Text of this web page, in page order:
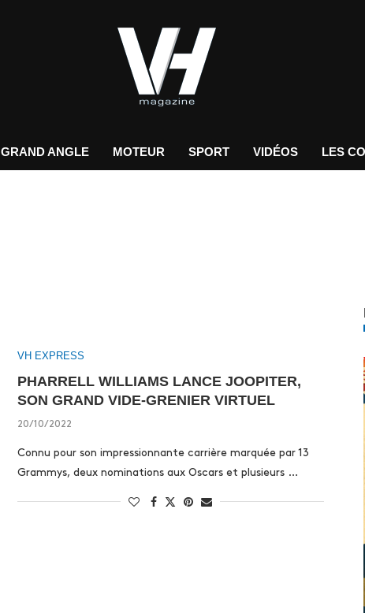
GRAND ANGLE MOTEUR SPORT VIDÉOS LES
VH EXPRESS
PHARRELL WILLIAMS LANCE JOOPITER,
SON GRAND VIDE-GRENIER VIRTUEL
20/10/2022
Connu pour son impressionnante carrière marquée par 13
Grammys, deux nominations aux Oscars et plusieurs …